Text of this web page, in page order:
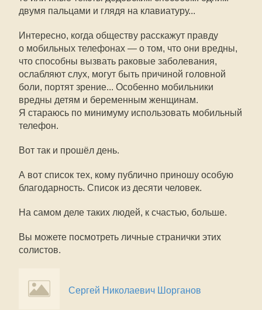
двумя пальцами и глядя на клавиатуру...
Интересно, когда обществу расскажут правду
о мобильных телефонах — о том, что они вредны,
что способны вызвать раковые заболевания,
ослабляют слух, могут быть причиной головной
боли, портят зрение... Особенно мобильники
вредны детям и беременным женщинам.
Я стараюсь по минимуму использовать мобильный
телефон.
Вот так и прошёл день.
А вот список тех, кому публично приношу особую
благодарность. Список из десяти человек.
На самом деле таких людей, к счастью, больше.
Вы можете посмотреть личные странички этих
солистов.
Сергей Николаевич Шорганов